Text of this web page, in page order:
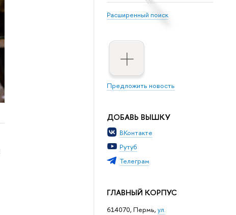
Расширенный поиск
Предложить новость
ДОБАВЬ ВЫШКУ
ВКонтакте
Рутуб
Телеграм
ГЛАВНЫЙ КОРПУС
614070, Пермь,ул.